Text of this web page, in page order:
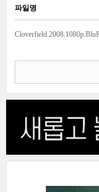
파일명